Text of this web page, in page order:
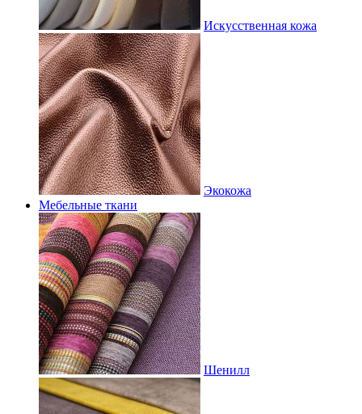
Искусственная кожа
Экокожа
Мебельные ткани
Шенилл